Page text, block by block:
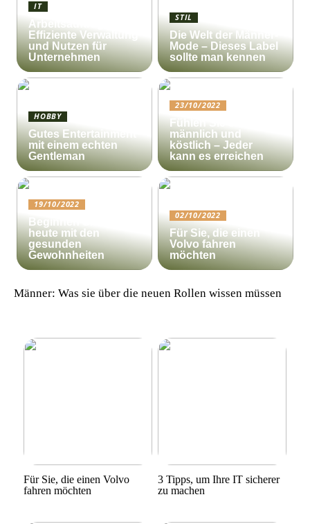
IT
Arbeitsauftrag:
Effiziente Verwaltung
und Nutzen für
Unternehmen
STIL
Die Welt der Männer-
Mode – Dieses Label
sollte man kennen
HOBBY
Gutes Entertainment
mit einem echten
Gentleman
23/10/2022
Fühlen Sie sich
männlich und
köstlich – Jeder
kann es erreichen
19/10/2022
Beginnen Sie noch
heute mit den
gesunden
Gewohnheiten
02/10/2022
Für Sie, die einen
Volvo fahren
möchten
Männer: Was sie über die neuen Rollen wissen müssen
Für Sie, die einen Volvo
fahren möchten
3 Tipps, um Ihre IT sicherer
zu machen